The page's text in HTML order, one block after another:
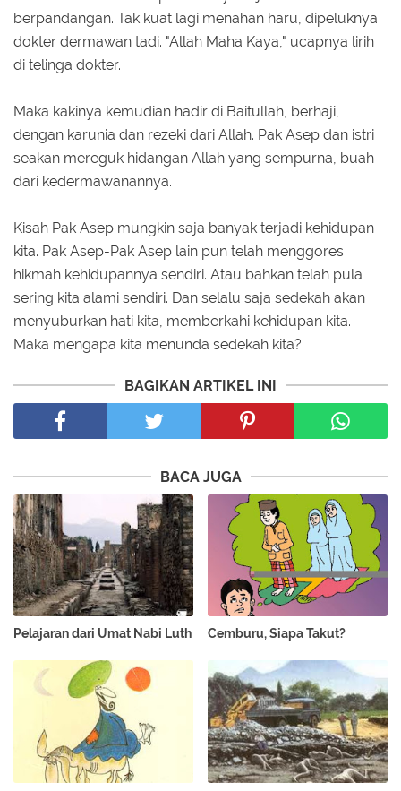
berpandangan. Tak kuat lagi menahan haru, dipeluknya
dokter dermawan tadi. "Allah Maha Kaya," ucapnya lirih
di telinga dokter.
Maka kakinya kemudian hadir di Baitullah, berhaji,
dengan karunia dan rezeki dari Allah. Pak Asep dan istri
seakan mereguk hidangan Allah yang sempurna, buah
dari kedermawanannya.
Kisah Pak Asep mungkin saja banyak terjadi kehidupan
kita. Pak Asep-Pak Asep lain pun telah menggores
hikmah kehidupannya sendiri. Atau bahkan telah pula
sering kita alami sendiri. Dan selalu saja sedekah akan
menyuburkan hati kita, memberkahi kehidupan kita.
Maka mengapa kita menunda sedekah kita?
BAGIKAN ARTIKEL INI
BACA JUGA
Pelajaran dari Umat Nabi Luth Cemburu, Siapa Takut?